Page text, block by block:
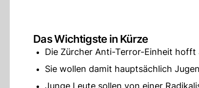
Das Wichtigste in Kürze
Die Zürcher Anti-Terror-Einheit
Sie wollen damit hauptsächlich
Junge Leute sollen von einer